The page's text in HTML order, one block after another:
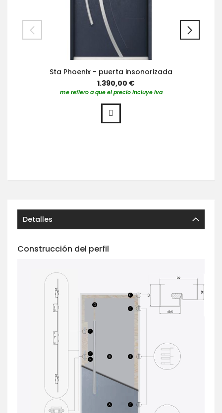
Sta Phoenix - puerta insonorizada
1.390,00 €
me refiero a que el precio incluye iva
Detalles
Construcción del perfil